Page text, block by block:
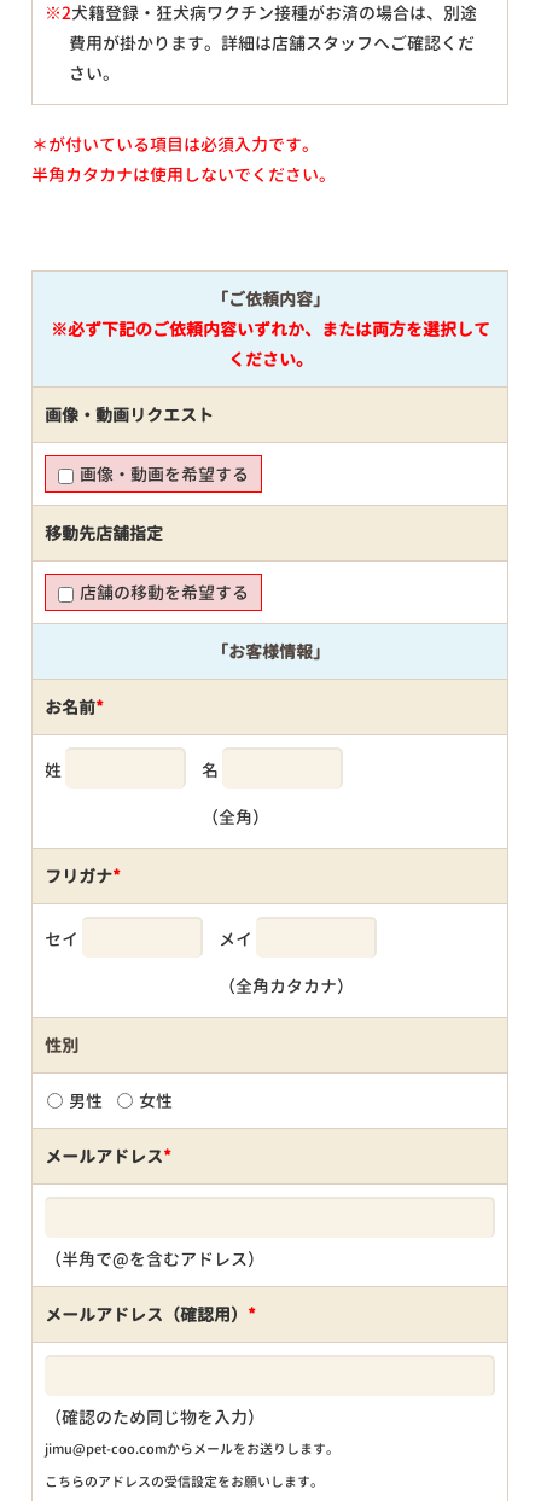
※2犬籍登録・狂犬病ワクチン接種がお済の場合は、別途
費用が掛かります。詳細は店舗スタッフへご確認くだ
さい。
＊が付いている項目は必須入力です。
半角カタカナは使用しないでください。
「ご依頼内容」
※必ず下記のご依頼内容いずれか、または両方を選択して
ください。
画像・動画リクエスト
画像・動画を希望する
移動先店舗指定
店舗の移動を希望する
「お客様情報」
お名前*
姓 名
（全角）
フリガナ*
セイ メイ
（全角カタカナ）
性別
男性 女性
メールアドレス*
（半角で@を含むアドレス）
メールアドレス（確認用） *
（確認のため同じ物を入力）
jimu@pet-coo.comからメールをお送りします。
こちらのアドレスの受信設定をお願いします。